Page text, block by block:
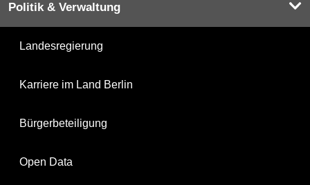
Politik & Verwaltung
Landesregierung
Karriere im Land Berlin
Bürgerbeteiligung
Open Data